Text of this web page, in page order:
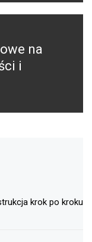
na
i
krok po kroku